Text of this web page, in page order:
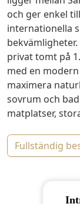
och ger enkel
internationella
privat tomt på
med en
maximera
sovrum och
matplatser,
fullständig